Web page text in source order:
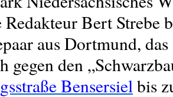
Redakteur Bert Strebe
aus Dortmund,
gegen den
Bensersielbis